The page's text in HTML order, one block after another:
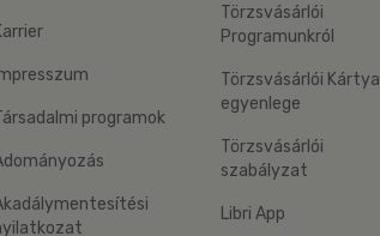
programok
Törzsvásárlói
Programunkról
Törzsvásárlói Kártya
egyenlege
Törzsvásárlói
szabályzat
Libri App